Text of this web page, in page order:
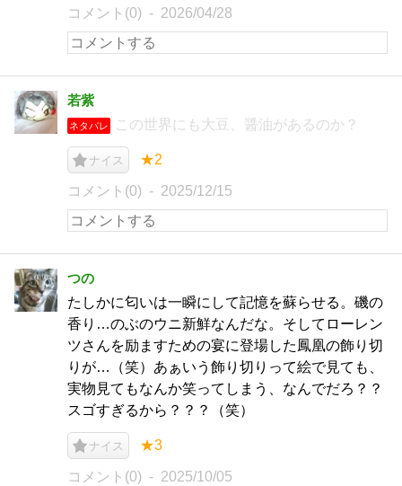
コメント(0) 2026/04/28
若紫
ネタバレ この世界にも大豆、醤油があるのか？
ナイス ★2
コメント(0) 2025/12/15
つの
たしかに匂いは一瞬にして記憶を蘇らせる。磯の
香り…のぶのウニ新鮮なんだな。そしてローレン
ツさんを励ますための宴に登場した鳳凰の飾り切
りが…（笑）あぁいう飾り切りって絵で見ても、
実物見てもなんか笑ってしまう、なんでだろ？？
スゴすぎるから？？？（笑）
ナイス ★3
コメント(0) 2025/10/05